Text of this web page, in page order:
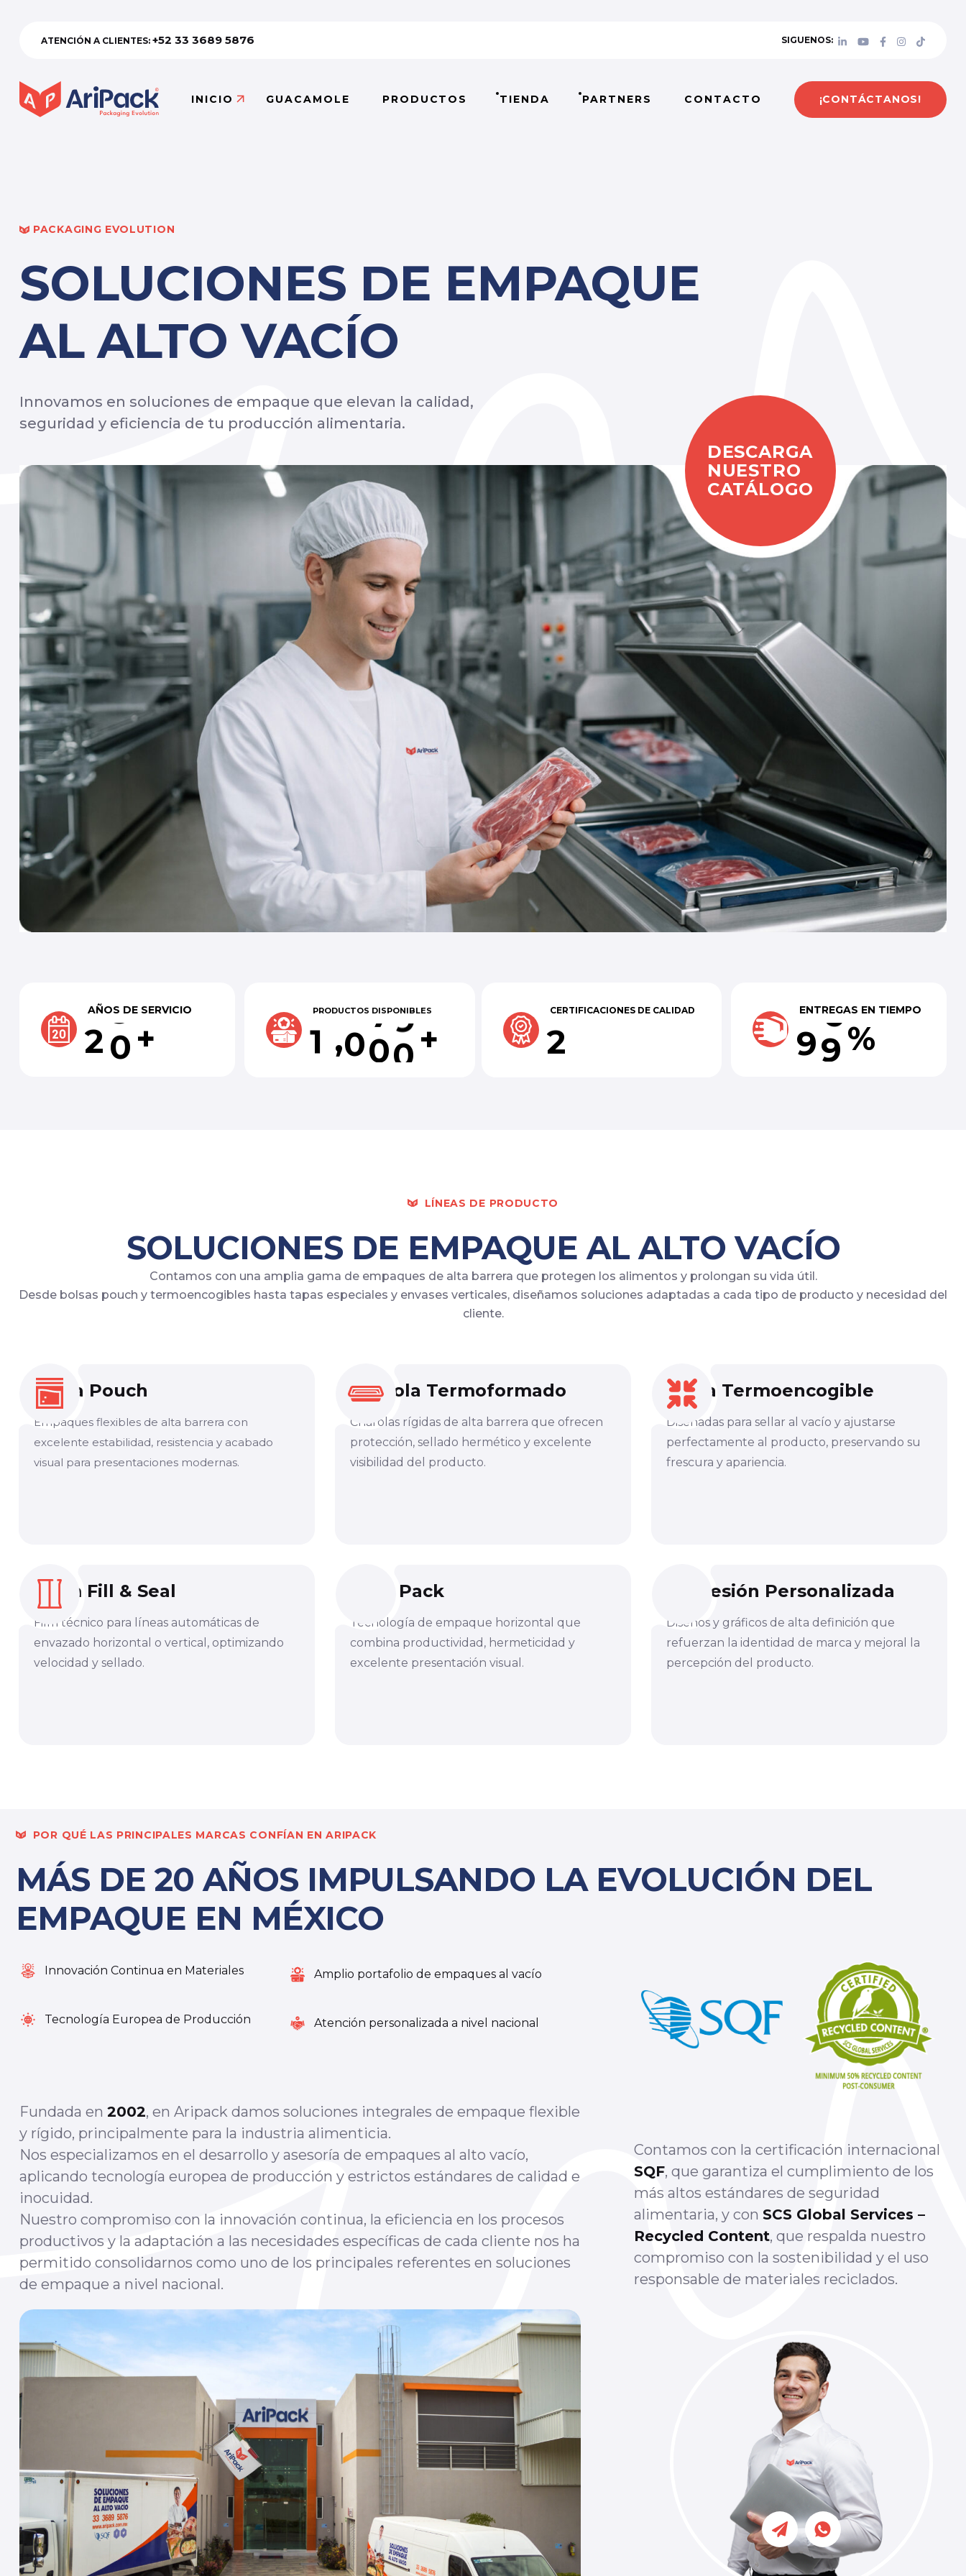
ATENCIÓN A CLIENTES: +52 33 3689 5876 SIGUENOS:
INICIO GUACAMOLE PRODUCTOS TIENDA PARTNERS CONTACTO ¡CONTÁCTANOS!
PACKAGING EVOLUTION
SOLUCIONES DE EMPAQUE
AL ALTO VACÍO
Innovamos en soluciones de empaque que elevan la calidad,
seguridad y eficiencia de tu producción alimentaria.
DESCARGA
NUESTRO
CATÁLOGO
AÑOS DE SERVICIO
2 0 +
PRODUCTOS DISPONIBLES
1 ,000 +
CERTIFICACIONES DE CALIDAD
2
ENTREGAS EN TIEMPO
99 %
LÍNEAS DE PRODUCTO
SOLUCIONES DE EMPAQUE AL ALTO VACÍO
Contamos con una amplia gama de empaques de alta barrera que protegen los alimentos y prolongan su vida útil.
Desde bolsas pouch y termoencogibles hasta tapas especiales y envases verticales, diseñamos soluciones adaptadas a cada tipo de producto y necesidad del
cliente.
Bolsa Pouch
Empaques flexibles de alta barrera con
excelente estabilidad, resistencia y acabado
visual para presentaciones modernas.
Charola Termoformado
Charolas rígidas de alta barrera que ofrecen
protección, sellado hermético y excelente
visibilidad del producto.
Bolsa Termoencogible
Diseñadas para sellar al vacío y ajustarse
perfectamente al producto, preservando su
frescura y apariencia.
Form Fill & Seal
Film técnico para líneas automáticas de
envazado horizontal o vertical, optimizando
velocidad y sellado.
Flow Pack
Tecnología de empaque horizontal que
combina productividad, hermeticidad y
excelente presentación visual.
Impresión Personalizada
Diseños y gráficos de alta definición que
refuerzan la identidad de marca y mejoral la
percepción del producto.
POR QUÉ LAS PRINCIPALES MARCAS CONFÍAN EN ARIPACK
MÁS DE 20 AÑOS IMPULSANDO LA EVOLUCIÓN DEL
EMPAQUE EN MÉXICO
Innovación Continua en Materiales
Tecnología Europea de Producción
Amplio portafolio de empaques al vacío
Atención personalizada a nivel nacional
Fundada en 2002, en Aripack damos soluciones integrales de empaque flexible
y rígido, principalmente para la industria alimenticia.
Nos especializamos en el desarrollo y asesoría de empaques al alto vacío,
aplicando tecnología europea de producción y estrictos estándares de calidad e
inocuidad.
Nuestro compromiso con la innovación continua, la eficiencia en los procesos
productivos y la adaptación a las necesidades específicas de cada cliente nos ha
permitido consolidarnos como uno de los principales referentes en soluciones
de empaque a nivel nacional.
Contamos con la certificación internacional
SQF, que garantiza el cumplimiento de los
más altos estándares de seguridad
alimentaria, y con SCS Global Services –
Recycled Content, que respalda nuestro
compromiso con la sostenibilidad y el uso
responsable de materiales reciclados.